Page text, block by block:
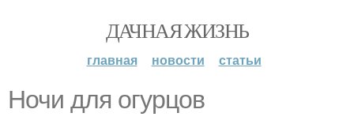
ДАЧНАЯ ЖИЗНЬ
главная новости статьи
Ночи для огурцов